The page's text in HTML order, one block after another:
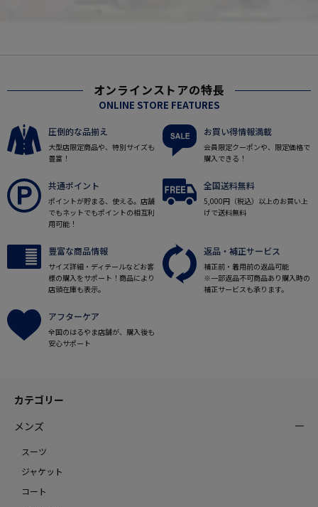
オンラインストアの特長
ONLINE STORE FEATURES
圧倒的な品揃え
大型店限定商品や、特別サイズも
豊富！
お買い得情報満載
会員限定クーポンや、限定価格で
購入できる！
共通ポイント
ポイントが貯まる、使える。店舗
でもネットでもポイントの相互利
用可能！
全国送料無料
5,000円（税込）以上のお買い上
げで送料無料
豊富な商品情報
サイズ詳細・ディテールなどお客
様の購入をサポート！商品により
店頭在庫も表示。
返品・補正サービス
補正前・着用前の返品可能
※一部返品不可商品あり購入時の
補正サービスも承ります。
アフターケア
全国のはるやま店舗が、購入後も
安心サポート
カテゴリー
メンズ
スーツ
ジャケット
コート